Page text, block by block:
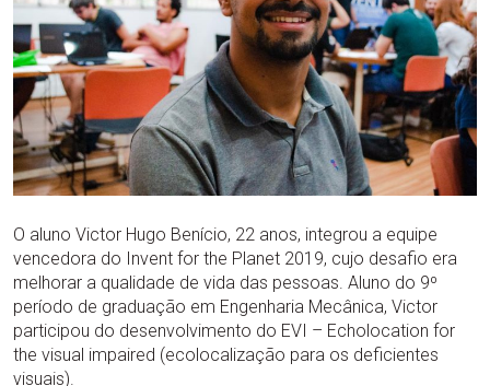
O aluno Victor Hugo Benício, 22 anos, integrou a equipe
vencedora do Invent for the Planet 2019, cujo desafio era
melhorar a qualidade de vida das pessoas. Aluno do 9º
período de graduação em Engenharia Mecânica, Victor
participou do desenvolvimento do EVI – Echolocation for
the visual impaired (ecolocalização para os deficientes
visuais).